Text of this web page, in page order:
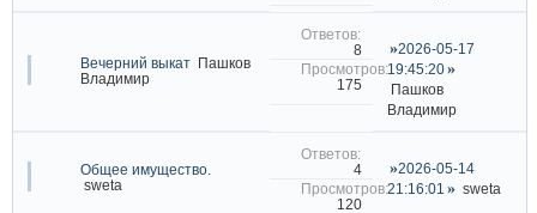
Вечерний выкат
Пашков
Владимир
8
175
2026-05-17
19:45:20
Пашков
Владимир
Общее имущество.
sweta
4
120
2026-05-14
21:16:01
sweta